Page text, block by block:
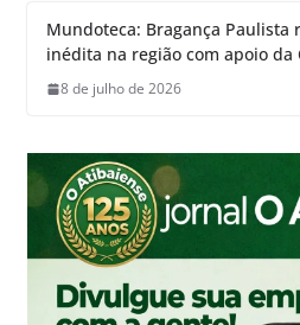
Mundoteca: Bragança Paulista
inédita na região com apoio da
8 de julho de 2026